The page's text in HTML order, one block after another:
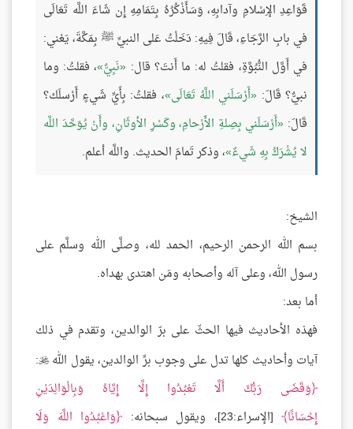
قَوَاعِدِ الإِسْلامِ وآدابِهِ، وَسَأَذْكُرُهُ بِتَمَامِهِ إِن شَاءَ اللَّه تَعَالَى
في بابِ الرَّجَاءِ، قَالَ فِيهِ: دَخَلْتُ عَلى النبيِّ ﷺ بِمَكَّةَ، يَعْني:
في أَوَّل النُّبُوَّةِ، فقلتُ له: ما أَنتَ؟ قال: نَبِيٌّ ، فقلتُ: وما
نبيٌّ؟ قَالَ: أَرْسَلَني اللَّهُ تَعَالَى ، فقلتُ: بِأَيِّ شَيءٍ أَرْسلَك؟
قَالَ: أَرْسَلَني بِصِلةِ الأَرْحامِ، وكَسْرِ الأوثَانِ، وأَنْ يُوَحَّدَ اللَّه
لا يُشْرَكُ بِهِ شَيءٌ ، وذكر تَمامَ الحديث. واللَّه أعلم.
الشيخ:
بسم الله الرحمن الرحيم، الحمد لله، وصلَّى الله وسلَّم على
رسول الله، وعلى آله وأصحابه ومَن اهتدى بهداه.
أما بعد:
فهذه الأحاديث فيها الحثّ على برّ الوالدين، وتقدم في ذلك
آيات وأحاديث كلها تدل على وجوب برِّ الوالدين، يقول الله 
:
وَقَضَى رَبُّكَ أَلَّا تَعْبُدُوا إِلَّا إِيَّاهُ وَبِالْوَالِدَيْنِ
إِحْسَانًا
[الإسراء:23]، ويقول سبحانه:
وَاعْبُدُوا اللَّهَ وَلَا